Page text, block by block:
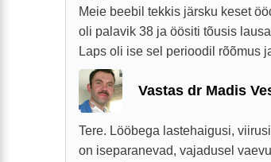
Meie beebil tekkis järsku keset
oli palavik 38 ja öösiti tõusis
Laps oli ise sel perioodil rõõmus
Vastas dr Madis
Tere. Lööbega lastehaigusi,
on iseparanevad, vajadusel